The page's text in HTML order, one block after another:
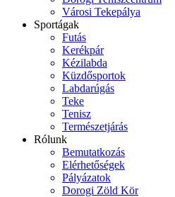
Városi Tekepálya
Sportágak
Futás
Kerékpár
Kézilabda
Küzdősportok
Labdarúgás
Teke
Tenisz
Természetjárás
Rólunk
Bemutatkozás
Elérhetőségek
Pályázatok
Dorogi Zöld Kör